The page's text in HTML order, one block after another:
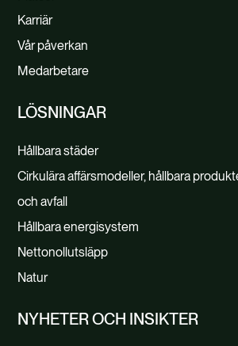
Karriär
Vår påverkan
Medarbetare
LÖSNINGAR
Hållbara städer
Cirkulära affärsmodeller, hållbara
och avfall
Hållbara energisystem
Nettonollutsläpp
Natur
NYHETER OCH INSIKTER